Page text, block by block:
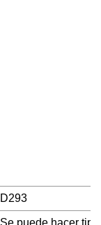
D293
Se puede hacer